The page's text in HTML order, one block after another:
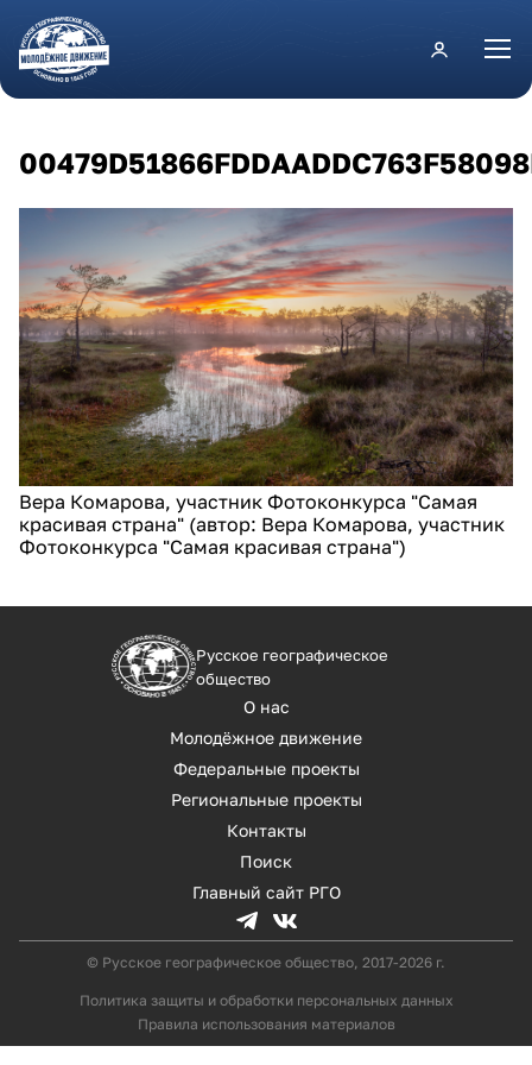
Перейти к основному содержанию
Вера Комарова, участник Фотоконкурса "Самая
красивая страна" (автор: Вера Комарова, участник
Фотоконкурса "Самая красивая страна")
Русское географическое
общество
О нас
Молодёжное движение
Федеральные проекты
Региональные проекты
Контакты
Поиск
Главный сайт РГО
© Русское географическое общество, 2017-2026 г.
Политика защиты и обработки персональных данных
Правила использования материалов